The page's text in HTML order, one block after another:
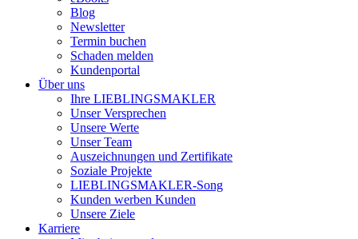
Blog
Newsletter
Termin buchen
Schaden melden
Kundenportal
Über uns
Ihre LIEBLINGSMAKLER
Unser Versprechen
Unsere Werte
Unser Team
Auszeichnungen und Zertifikate
Soziale Projekte
LIEBLINGSMAKLER-Song
Kunden werben Kunden
Unsere Ziele
Karriere